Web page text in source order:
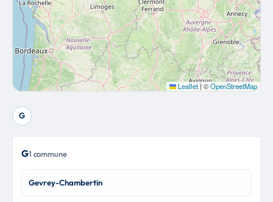
Leaflet| ©OpenStreetMap
G
G1 commune
Gevrey-Chambertin